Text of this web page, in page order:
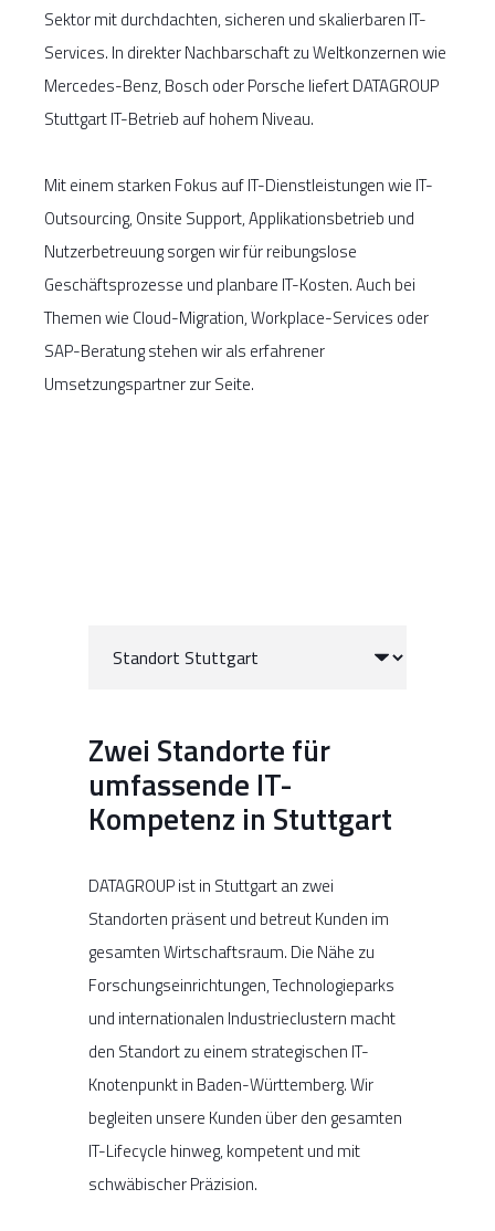
Sektor mit durchdachten, sicheren und skalierbaren IT-
Services. In direkter Nachbarschaft zu Weltkonzernen wie
Mercedes-Benz, Bosch oder Porsche liefert DATAGROUP
Stuttgart IT-Betrieb auf hohem Niveau.
Mit einem starken Fokus auf IT-Dienstleistungen wie IT-
Outsourcing, Onsite Support, Applikationsbetrieb und
Nutzerbetreuung sorgen wir für reibungslose
Geschäftsprozesse und planbare IT-Kosten. Auch bei
Themen wie Cloud-Migration, Workplace-Services oder
SAP-Beratung stehen wir als erfahrener
Umsetzungspartner zur Seite.
Zwei Standorte für
umfassende IT-
Kompetenz in Stuttgart
DATAGROUP ist in Stuttgart an zwei
Standorten präsent und betreut Kunden im
gesamten Wirtschaftsraum. Die Nähe zu
Forschungseinrichtungen, Technologieparks
und internationalen Industrieclustern macht
den Standort zu einem strategischen IT-
Knotenpunkt in Baden-Württemberg. Wir
begleiten unsere Kunden über den gesamten
IT-Lifecycle hinweg, kompetent und mit
schwäbischer Präzision.